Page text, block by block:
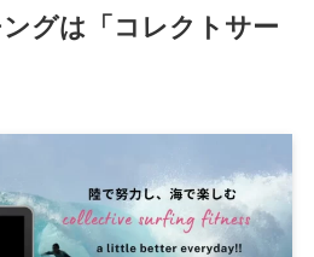
グは「コレクトサー